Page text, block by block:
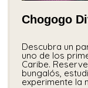
Chogogo
Descubra un
uno de los
Caribe.
bungalós,
experimente la